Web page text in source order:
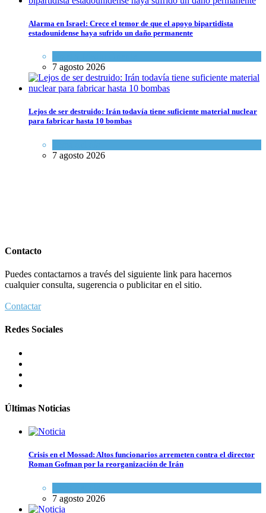
Alarma en Israel: Crece el temor de que el apoyo bipartidista
estadounidense haya sufrido un daño permanente
7 agosto 2026
Lejos de ser destruido: Irán todavía tiene suficiente material nuclear
para fabricar hasta 10 bombas
7 agosto 2026
Contacto
Puedes contactarnos a través del siguiente link para hacernos
cualquier consulta, sugerencia o publicitar en el sitio.
Contactar
Redes Sociales
Últimas Noticias
Crisis en el Mossad: Altos funcionarios arremeten contra el director
Roman Gofman por la reorganización de Irán
7 agosto 2026